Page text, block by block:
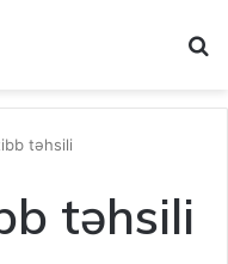
təhsili
təhsili